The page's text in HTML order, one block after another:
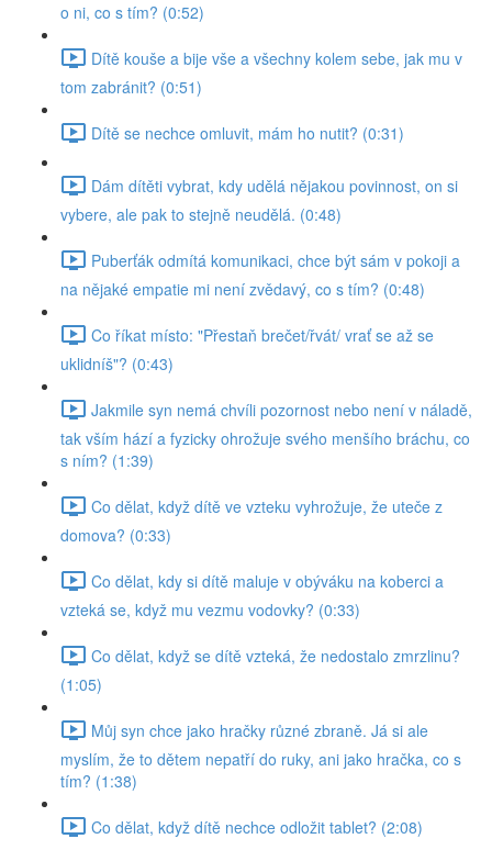
o ni, co s tím? (0:52)
Dítě kouše a bije vše a všechny kolem sebe, jak mu v
tom zabránit? (0:51)
Dítě se nechce omluvit, mám ho nutit? (0:31)
Dám dítěti vybrat, kdy udělá nějakou povinnost, on si
vybere, ale pak to stejně neudělá. (0:48)
Puberťák odmítá komunikaci, chce být sám v pokoji a
na nějaké empatie mi není zvědavý, co s tím? (0:48)
Co říkat místo: "Přestaň brečet/řvát/ vrať se až se
uklidníš"? (0:43)
Jakmile syn nemá chvíli pozornost nebo není v náladě,
tak vším hází a fyzicky ohrožuje svého menšího bráchu, co
s ním? (1:39)
Co dělat, když dítě ve vzteku vyhrožuje, že uteče z
domova? (0:33)
Co dělat, kdy si dítě maluje v obýváku na koberci a
vzteká se, když mu vezmu vodovky? (0:33)
Co dělat, když se dítě vzteká, že nedostalo zmrzlinu?
(1:05)
Můj syn chce jako hračky různé zbraně. Já si ale
myslím, že to dětem nepatří do ruky, ani jako hračka, co s
tím? (1:38)
Co dělat, když dítě nechce odložit tablet? (2:08)